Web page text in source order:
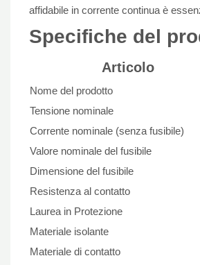
affidabile in corrente continua è
Specifiche del
Articolo
Nome del prodotto
Tensione nominale
Corrente nominale (senza fusibile)
Valore nominale del fusibile
Dimensione del fusibile
Resistenza al contatto
Laurea in Protezione
Materiale isolante
Materiale di contatto